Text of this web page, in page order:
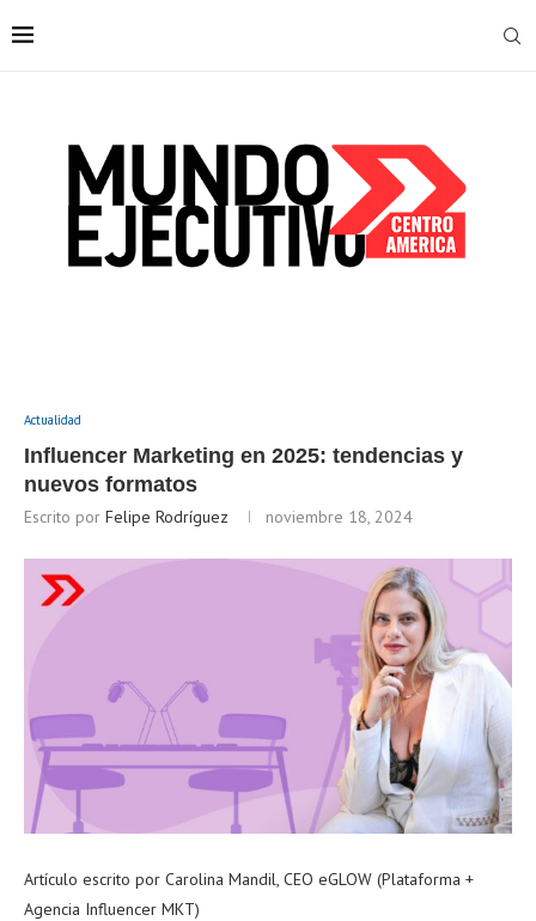
Actualidad
Influencer Marketing en 2025: tendencias y
nuevos formatos
Escrito por Felipe Rodríguez noviembre 18, 2024
Artículo escrito por Carolina Mandil, CEO eGLOW (Plataforma +
Agencia Influencer MKT)